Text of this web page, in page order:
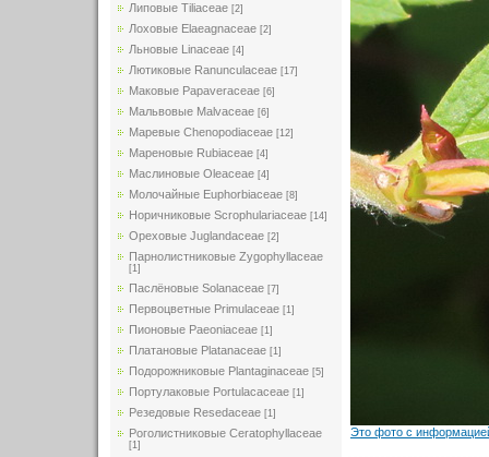
Липовые Tiliaceae [2]
Лоховые Elaeagnaceae [2]
Льновые Linaceae [4]
Лютиковые Ranunculaceae [17]
Маковые Papaveraceae [6]
Мальвовые Malvaceae [6]
Маревые Chenopodiaceae [12]
Мареновые Rubiaceae [4]
Маслиновые Oleaceae [4]
Молочайные Euphorbiaceae [8]
Норичниковые Scrophulariaceae [14]
Ореховые Juglandaceae [2]
Парнолистниковые Zygophyllaceae
[1]
Паслёновые Solanaceae [7]
Первоцветные Primulaceae [1]
Пионовые Paeoniaceae [1]
Платановые Platanaceae [1]
Подорожниковые Plantaginaceae [5]
Портулаковые Portulacaceae [1]
Резедовые Resedaceae [1]
Роголистниковые Ceratophyllaceae
[1]
Это фото с